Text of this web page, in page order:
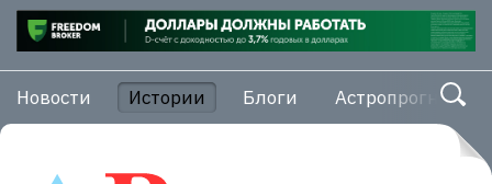
Новости Истории Блоги Астропрогноз